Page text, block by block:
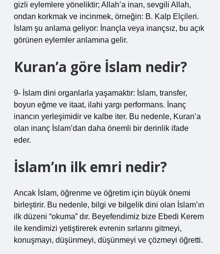
gizli eylemlere yöneliktir; Allah’a inan, sevgili Allah,
ondan korkmak ve incinmek, örneğin: B. Kalp Elçileri.
İslam şu anlama geliyor: İnançla veya inançsız, bu açık
görünen eylemler anlamına gelir.
Kuran’a göre İslam nedir?
9- İslam dini organlarla yaşamaktır: İslam, transfer,
boyun eğme ve itaat, ilahi yargı performans. İnanç
inancın yerleşimidir ve kalbe iter. Bu nedenle, Kuran’a
olan inanç İslam’dan daha önemli bir derinlik ifade
eder.
İslam’ın ilk emri nedir?
Ancak İslam, öğrenme ve öğretim için büyük önemi
birleştirir. Bu nedenle, bilgi ve bilgelik dini olan İslam’ın
ilk düzeni “okuma” dır. Beyefendimiz bize Ebedi Kerem
ile kendimizi yetiştirerek evrenin sırlarını gitmeyi,
konuşmayı, düşünmeyi, düşünmeyi ve çözmeyi öğretti.